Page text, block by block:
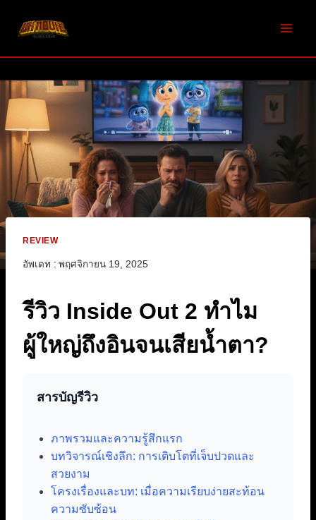
REVIEW
อัพเดท : พฤศจิกายน 19, 2025
รีวิว Inside Out 2 ทำไม
ผู้ใหญ่ถึงอินจนเสียน้ำตา?
สารบัญรีวิว
ภาพรวมและความรู้สึกแรก
บทวิจารณ์เชิงลึก: การเติบโตที่เจ็บปวดและ
สวยงาม
โครงเรื่องและบท: เมื่อความเรียบง่ายสะท้อน
ความซับซ้อน